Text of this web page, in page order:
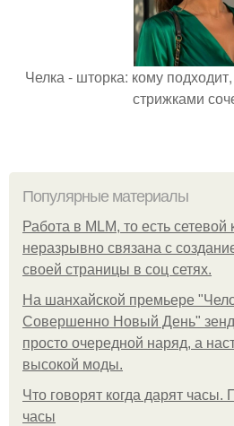
Челка - шторка: кому
стрижками
Популярные материалы
Работа в MLM, то есть
неразрывно связана с
своей страницы в соц сетях.
На шанхайской премьере
Совершенно Новый День"
просто очередной наряд, а
высокой моды.
Что говорят когда дарят часы.
часы